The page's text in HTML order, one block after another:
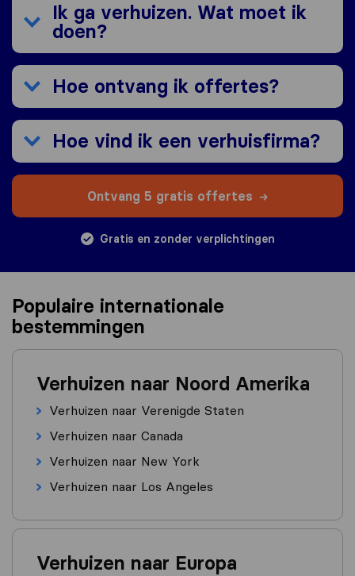
Ik ga verhuizen. Wat moet ik
doen?
Hoe ontvang ik offertes?
Hoe vind ik een verhuisfirma?
Ontvang 5 gratis offertes
Gratis en zonder verplichtingen
Populaire internationale
bestemmingen
Verhuizen naar Noord Amerika
Verhuizen naar Verenigde Staten
Verhuizen naar Canada
Verhuizen naar New York
Verhuizen naar Los Angeles
Verhuizen naar Europa